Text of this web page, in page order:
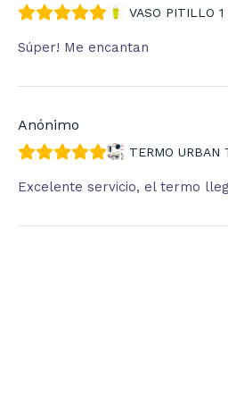
VASO PITILLO 1
Súper! Me encantan
Anónimo
TERMO URBAN
Excelente servicio, el termo